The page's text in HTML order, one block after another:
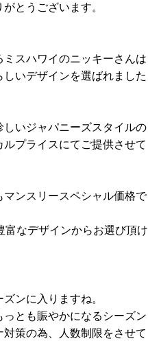
とうございます。
スハワイのニッキーさんは
いデザインを選ばれました
いジャパニーズスタイルの
プライスにてご提供させて
マンスリースペシャル価格で
富なデザインからお選び頂け
ンに入りますね。
とも賑やかになるシーズン
策の為、人数制限をさせて